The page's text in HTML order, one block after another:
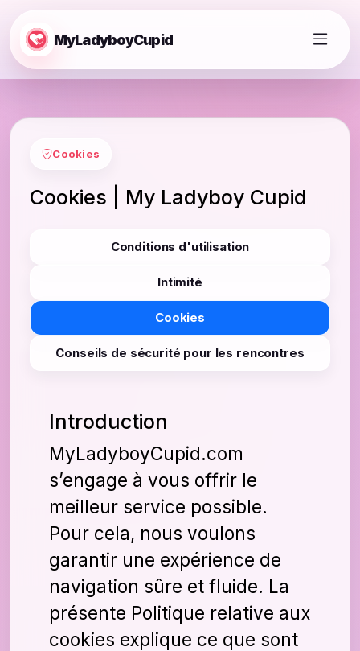
MyLadyboyCupid
Cookies
Cookies | My Ladyboy Cupid
Conditions d'utilisation
Intimité
Cookies
Conseils de sécurité pour les rencontres
Introduction
MyLadyboyCupid.com
s’engage à vous offrir le
meilleur service possible.
Pour cela, nous voulons
garantir une expérience de
navigation sûre et fluide. La
présente Politique relative aux
cookies explique ce que sont